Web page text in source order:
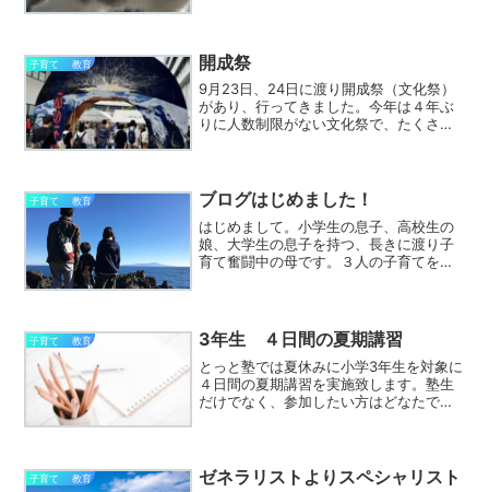
ーンで交互に口に放り込む。...
子育て 教育 開成祭
9月23日、24日に渡り開成祭（文化祭）
があり、行ってきました。今年は４年ぶ
りに人数制限がない文化祭で、たくさん
ての文化祭にワク...
子育て 教育 ブログはじめました！
はじめまして。小学生の息子、高校生の
娘、大学生の息子を持つ、長きに渡り子
育て奮闘中の母です。３人の子育てをし
なと思ってます。昨年、東...
子育て 教育 3年生 ４日間の夏期講習
とっと塾では夏休みに小学3年生を対象に
４日間の夏期講習を実施致します。塾生
だけでなく、参加したい方はどなたでも
さい。7de6e266...
子育て 教育 ゼネラリストよりスペシャリスト